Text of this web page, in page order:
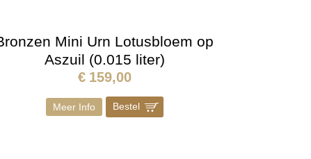
Mini Urn Lotusbloem op
Aszuil (0.015 liter)
€ 159,00
Meer Info Bestel ]